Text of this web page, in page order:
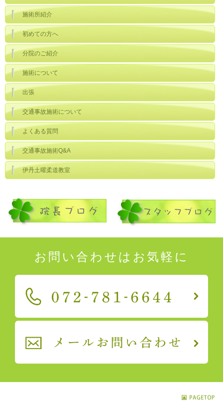
施術所紹介
初めての方へ
分院のご紹介
施術について
出張
交通事故施術について
よくある質問
交通事故施術Q&A
伊丹土曜柔道教室
お問い合わせはお気軽に